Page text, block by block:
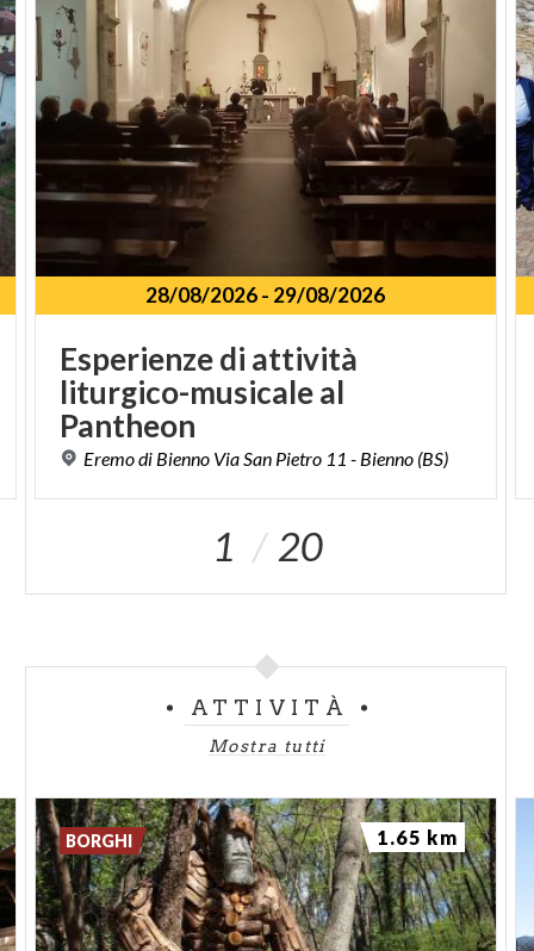
28/08/2026- 29/08/2026
Esperienze di attività
liturgico-musicale al
Pantheon
Eremodi Bienno Via San Pietro 11 - Bienno (BS)
1 20
ATTIVITÀ
Mostra tutti
BORGHI 1.65 km